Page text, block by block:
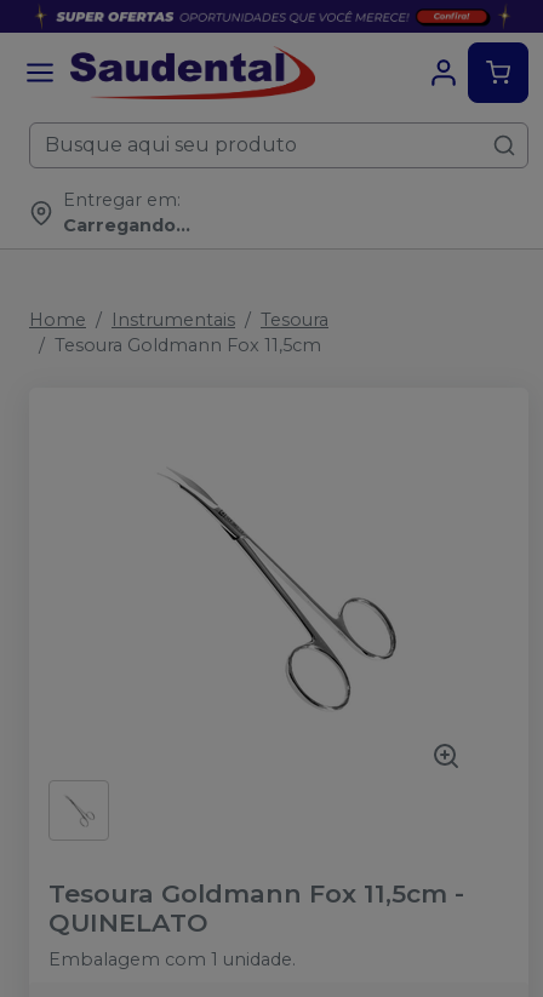
Entregar em:
Carregando...
Home Instrumentais
Tesoura
Tesoura Goldmann Fox 11,5cm
Tesoura Goldmann Fox 11,5cm -
QUINELATO
Embalagem com 1 unidade.